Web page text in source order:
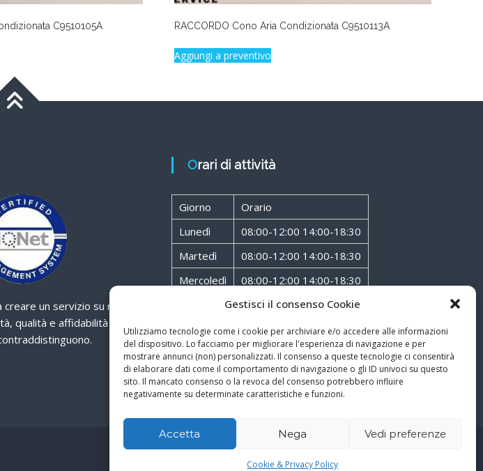
Gestisci il consenso Cookie
Utilizziamo tecnologie come i cookie per archiviare e/o accedere alle informazioni
del dispositivo. Lo facciamo per migliorare l'esperienza di navigazione e per
mostrare annunci (non) personalizzati. Il consenso a queste tecnologie ci consentirà
di elaborare dati come il comportamento di navigazione o gli ID univoci su questo
sito. Il mancato consenso o la revoca del consenso potrebbero influire
negativamente su determinate caratteristiche e funzioni.
Accetta Nega Vedi preferenze
Cookie & Privacy Policy
C9510105A RACCORDO Cono Aria Condizionata C9510113A
Aggiungi a preventivo
un servizio su misura
qualità e affidabilità sono
Orari di attività
Giorno
Orario
Lunedì
08:00-12:00 14:00-18:30
Martedì
08:00-12:00 14:00-18:30
Mercoledì
08:00-12:00 14:00-18:30
08:00-12:00 14:00-18:30
Venerdì
08:00-12:00 14:00-18:30
Sabato
08:00-12:00